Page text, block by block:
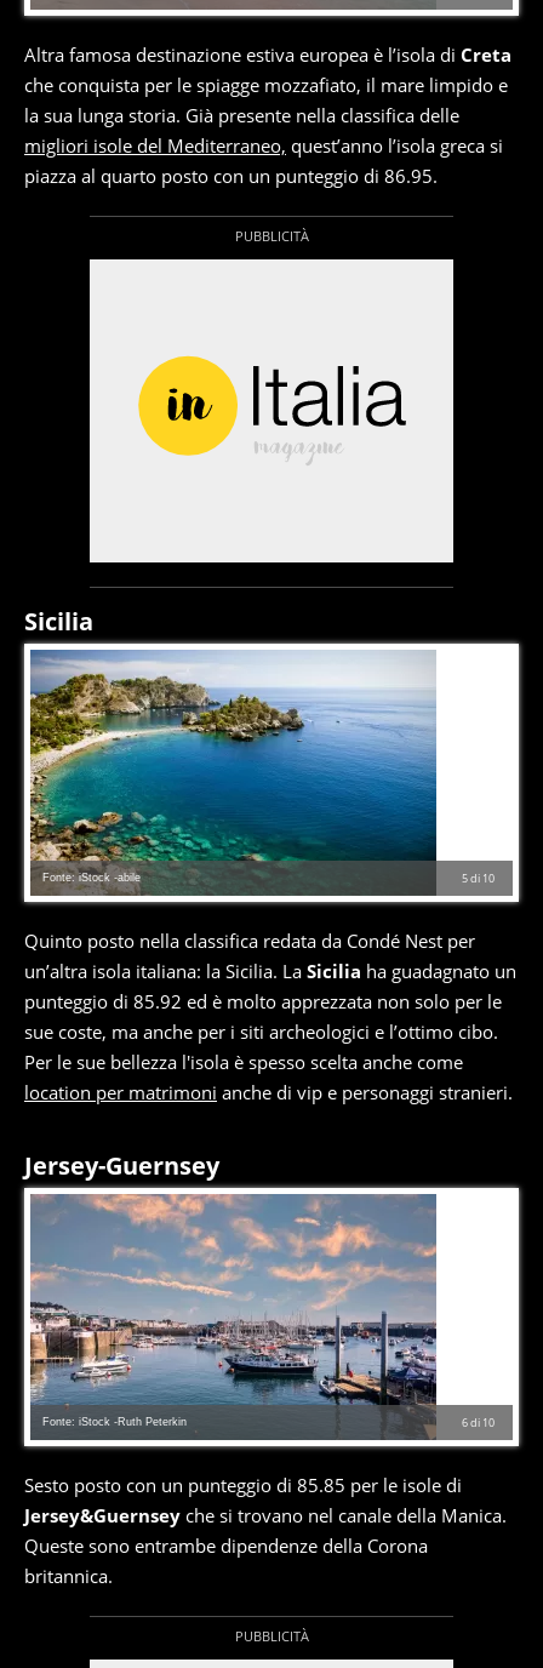
Altra famosa destinazione estiva europea è l’isola di Creta
che conquista per le spiagge mozzafiato, il mare limpido e
la sua lunga storia. Già presente nella classifica delle
migliori isole del Mediterraneo, quest’anno l’isola greca si
piazza al quarto posto con un punteggio di 86.95.
Sicilia
5di 10
Fonte: iStock -abile
Quinto posto nella classifica redata da Condé Nest per
un’altra isola italiana: la Sicilia. La Sicilia ha guadagnato un
punteggio di 85.92 ed è molto apprezzata non solo per le
sue coste, ma anche per i siti archeologici e l’ottimo cibo.
Per le sue bellezza l'isola è spesso scelta anche come
location per matrimoni anche di vip e personaggi stranieri.
Jersey-Guernsey
6di 10
Fonte: iStock -Ruth Peterkin
Sesto posto con un punteggio di 85.85 per le isole di
Jersey&Guernsey che si trovano nel canale della Manica.
Queste sono entrambe dipendenze della Corona
britannica.